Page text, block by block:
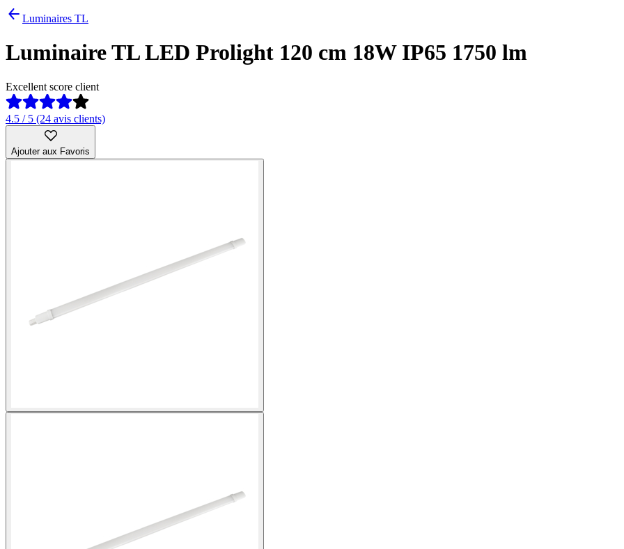
Luminaires TL
Luminaire TL LED Prolight 120 cm 18W IP65 1750 lm
Excellent score client
4.5 / 5 (24 avis clients)
Ajouter aux Favoris